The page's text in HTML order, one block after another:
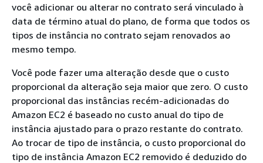
você adicionar ou alterar no contrato será vinculado à
data de término atual do plano, de forma que todos os
tipos de instância no contrato sejam renovados ao
mesmo tempo.
Você pode fazer uma alteração desde que o custo
proporcional da alteração seja maior que zero. O custo
proporcional das instâncias recém-adicionadas do
Amazon EC2 é baseado no custo anual do tipo de
instância ajustado para o prazo restante do contrato.
Ao trocar de tipo de instância, o custo proporcional do
tipo de instância Amazon EC2 removido é deduzido do